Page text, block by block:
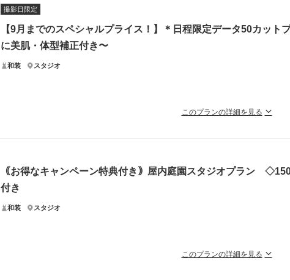
撮影日限定
【9月までのスペシャルプライス！】＊日程限定データ50カット
に美肌・体型補正付き〜
和装 スタジオ
このプランの詳細を見る
必要なものが全部ついて 通常より40,000円（税込44,000円）お得な キャ
日程限定の特別プランです！
｟お得なキャンペーン特典付き｠屋内庭園スタジオプラン
付き
和装 スタジオ
このプランの詳細を見る